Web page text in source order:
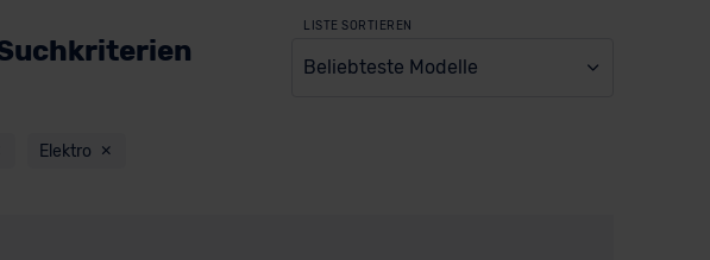
LISTE SORTIEREN
Beliebteste Modelle
Elektro